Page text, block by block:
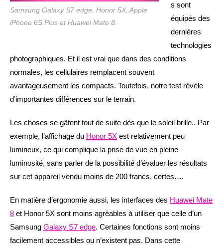
Samsung Galaxy S7 edge, Honor 5X, Apple
iPhone 6S Plus et Huawei Mate 8.
s sont
équipés des
dernières
technologies
photographiques. Et il est vrai que dans des conditions
normales, les cellulaires remplacent souvent
avantageusement les compacts. Toutefois, notre test révèle
d’importantes différences sur le terrain.
Les choses se gâtent tout de suite dès que le soleil brille.. Par
exemple, l’affichage du Honor 5X est relativement peu
lumineux, ce qui complique la prise de vue en pleine
luminosité, sans parler de la possibilité d’évaluer les résultats
sur cet appareil vendu moins de 200 francs, certes….
En matière d’ergonomie aussi, les interfaces des Huawei Mate
8 et Honor 5X sont moins agréables à utiliser que celle d’un
Samsung Galaxy S7 edge. Certaines fonctions sont moins
facilement accessibles ou n’existent pas. Dans cette